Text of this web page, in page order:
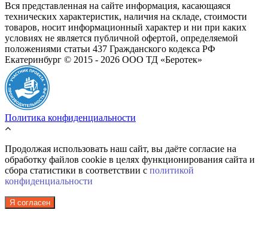
Вся представленная на сайте информация, касающаяся
технических характеристик, наличия на складе, стоимости
товаров, носит информационный характер и ни при каких
условиях не является публичной офертой, определяемой
положениями статьи 437 Гражданского кодекса РФ
Екатеринбург © 2015 - 2026 ООО ТД «Беротек»
Политика конфиденциальности
Продолжая использовать наш сайт, вы даёте согласие на
обработку файлов cookie в целях функционирования сайта и
сбора статистики в соответствии с политикой
конфиденциальности
Я согласен